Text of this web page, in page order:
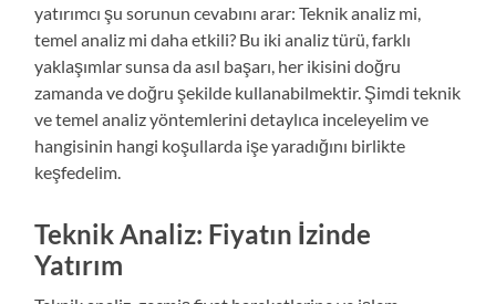
yatırımcı şu sorunun cevabını arar: Teknik analiz mi,
temel analiz mi daha etkili? Bu iki analiz türü, farklı
yaklaşımlar sunsa da asıl başarı, her ikisini doğru
zamanda ve doğru şekilde kullanabilmektir. Şimdi teknik
ve temel analiz yöntemlerini detaylıca inceleyelim ve
hangisinin hangi koşullarda işe yaradığını birlikte
keşfedelim.
Teknik Analiz: Fiyatın İzinde
Yatırım